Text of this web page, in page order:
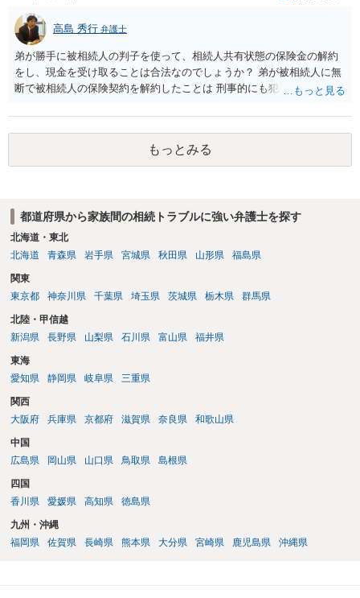
高島 秀行 弁護士
弟が勝手に被相続人の判子を使って、相続人共有状態の保険金の解約
をし、現金を受け取ることは合法なのでしょうか？ 弟が被相続人に無
断で被相続人の保険契約を解約したことは 刑事的にも犯罪となる可能
された書類のコピーを取得して、弁護士に面談で詳しい事情を話して
相談 されたら良いと思います。
もっとみる
都道府県から家族間の相続トラブルに強い弁護士を探す
北海道・東北
北海道
青森県 岩手県 宮城県 秋田県 山形県 福島県
関東
東京都
神奈川県 千葉県 埼玉県 茨城県 栃木県 群馬県
北陸・甲信越
新潟県
長野県 山梨県 石川県 富山県 福井県
東海
愛知県
静岡県 岐阜県 三重県
関西
大阪府
兵庫県 京都府 滋賀県 奈良県 和歌山県
中国
広島県
岡山県 山口県 鳥取県 島根県
四国
香川県
愛媛県 高知県 徳島県
九州・沖縄
福岡県
佐賀県 長崎県 熊本県 大分県 宮崎県 鹿児島県 沖縄県